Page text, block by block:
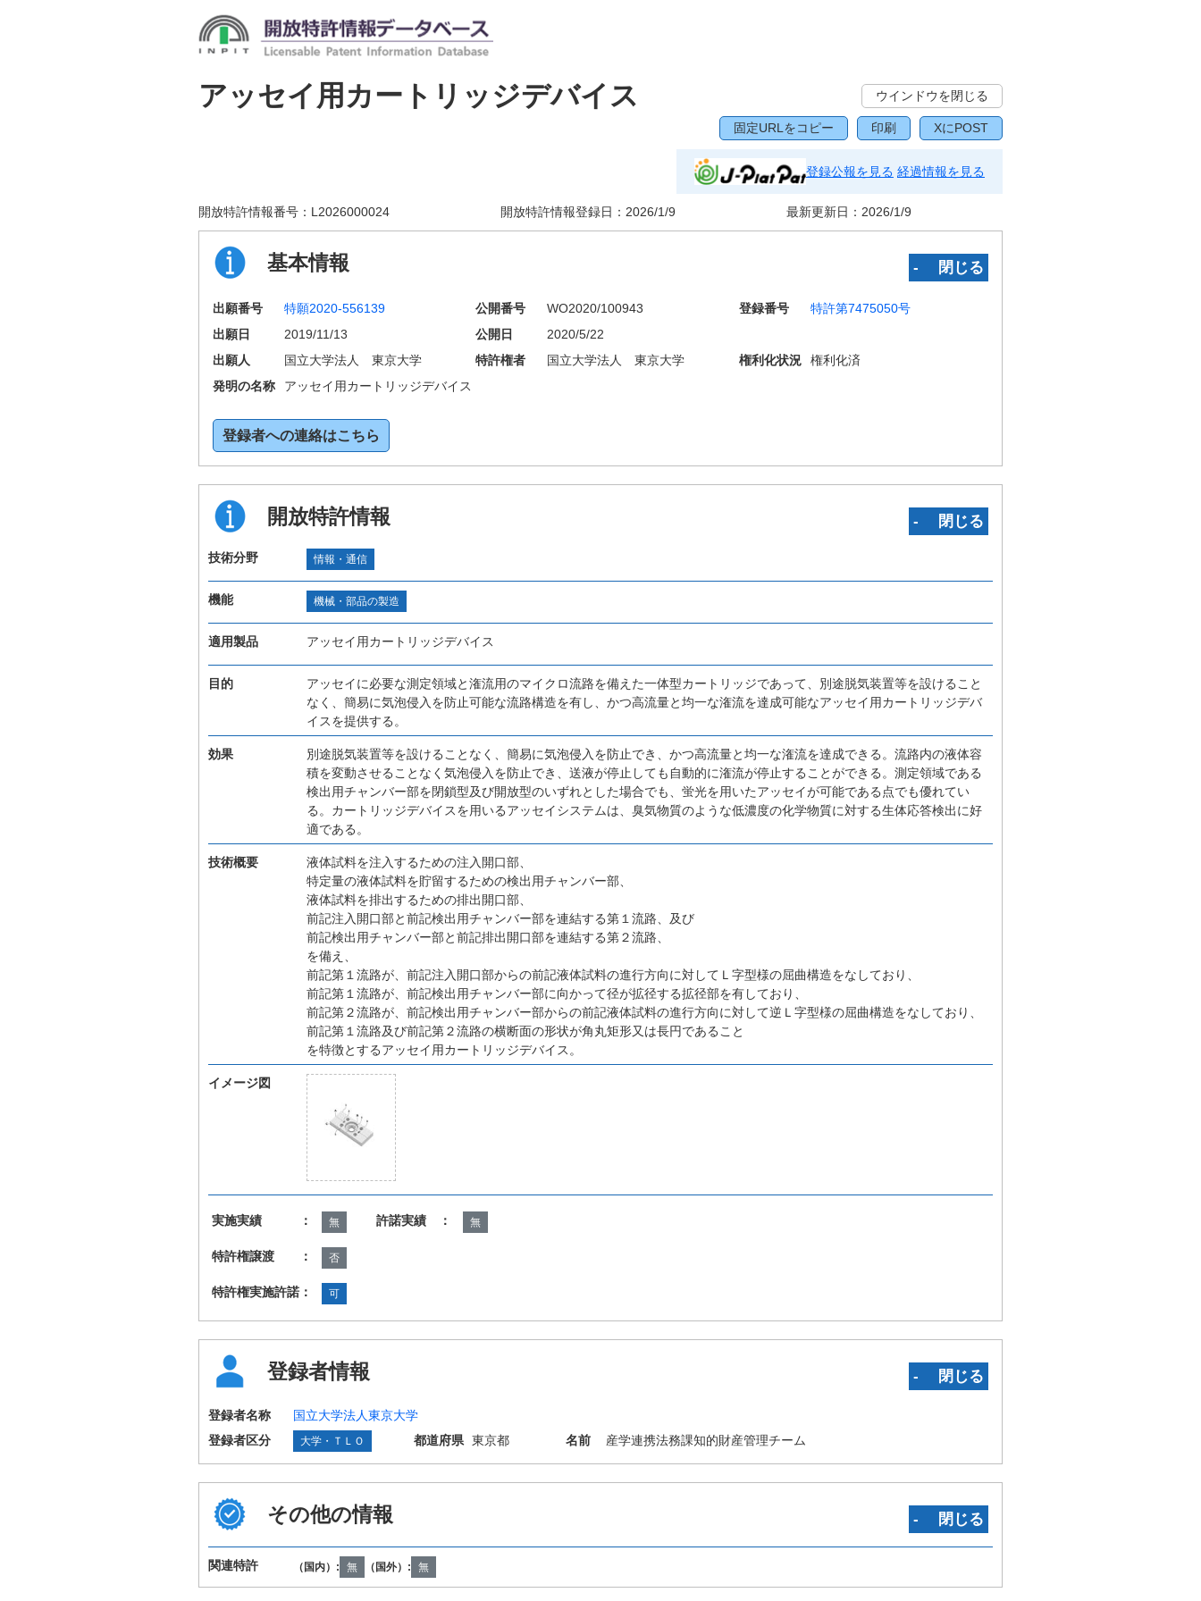
アッセイ用カートリッジデバイス ウインドウを閉じる
固定URLをコピー 印刷 XにPOST
登録公報を見る 経過情報を見る
開放特許情報番号： L2026000024 開放特許情報登録日： 2026/1/9 最新更新日： 2026/1/9
基本情報 ‐ 閉じる
出願番号 特願2020-556139 公開番号 WO2020/100943 登録番号
特許第7475050号
出願日
2019/11/13 公開日
2020/5/22
出願人
国立大学法人 東京大学 特許権者 国立大学法人 東京大学 権利化状況
権利化済
発明の名称
アッセイ用カートリッジデバイス
登録者への連絡はこちら
開放特許情報 ‐ 閉じる
技術分野 情報・通信
機能 機械・部品の製造
適用製品 アッセイ用カートリッジデバイス
目的
アッセイに必要な測定領域と潅流用のマイクロ流路を備えた一体型カートリッジであって、別途脱気装置等を設けること
なく、簡易に気泡侵入を防止可能な流路構造を有し、かつ高流量と均一な潅流を達成可能なアッセイ用カートリッジデバ
イスを提供する。
効果
別途脱気装置等を設けることなく、簡易に気泡侵入を防止でき、かつ高流量と均一な潅流を達成できる。流路内の液体容
積を変動させることなく気泡侵入を防止でき、送液が停止しても自動的に潅流が停止することができる。測定領域である
検出用チャンバー部を閉鎖型及び開放型のいずれとした場合でも、蛍光を用いたアッセイが可能である点でも優れてい
る。カートリッジデバイスを用いるアッセイシステムは、臭気物質のような低濃度の化学物質に対する生体応答検出に好
適である。
技術概要
液体試料を注入するための注入開口部、
特定量の液体試料を貯留するための検出用チャンバー部、
液体試料を排出するための排出開口部、
前記注入開口部と前記検出用チャンバー部を連結する第１流路、及び
前記検出用チャンバー部と前記排出開口部を連結する第２流路、
を備え、
前記第１流路が、前記注入開口部からの前記液体試料の進行方向に対してＬ字型様の屈曲構造をなしており、
前記第１流路が、前記検出用チャンバー部に向かって径が拡径する拡径部を有しており、
前記第２流路が、前記検出用チャンバー部からの前記液体試料の進行方向に対して逆Ｌ字型様の屈曲構造をなしており、
前記第１流路及び前記第２流路の横断面の形状が角丸矩形又は長円であること
を特徴とするアッセイ用カートリッジデバイス。
イメージ図
実施実績 ： 無 許諾実績 ： 無
特許権譲渡 ： 否
特許権実施許諾： 可
登録者情報 ‐ 閉じる
登録者名称
国立大学法人東京大学
登録者区分
大学・ＴＬＯ 都道府県 東京都 名前 産学連携法務課知的財産管理チーム
その他の情報 ‐ 閉じる
関連特許 （国内）: 無 （国外）: 無